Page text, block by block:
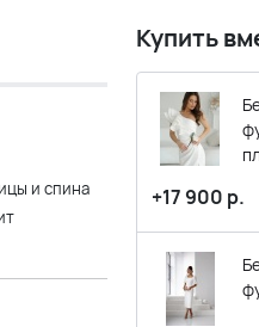
Купить
+17 900 р.
и спина